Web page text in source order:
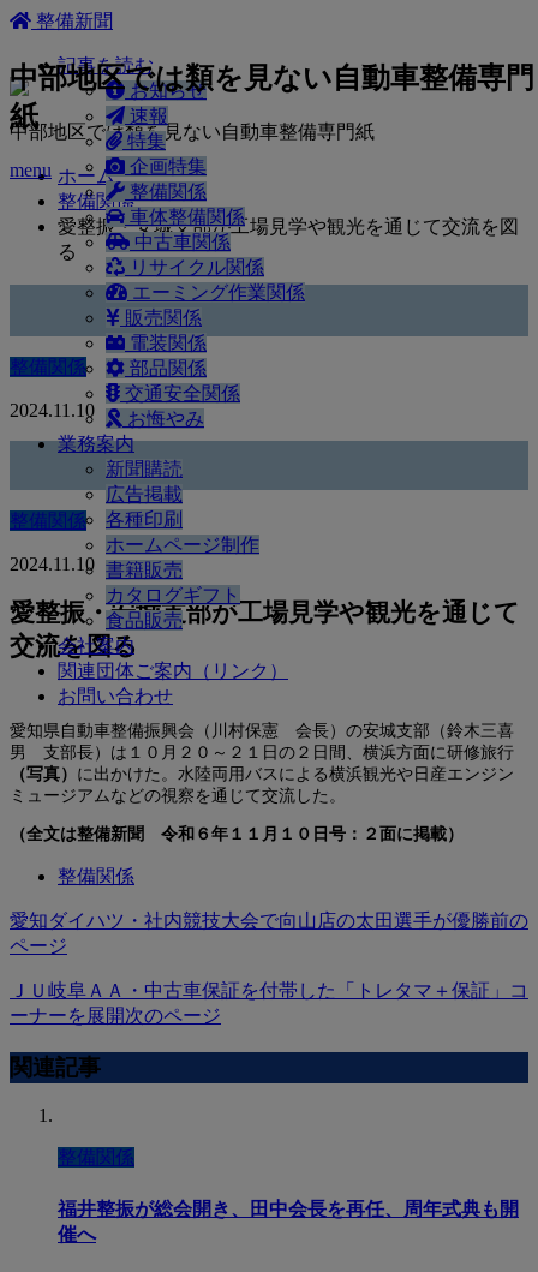
ホーム
記事を読む
お知らせ
速報
特集
企画特集
整備関係
車体整備関係
中古車関係
リサイクル関係
エーミング作業関係
販売関係
電装関係
部品関係
交通安全関係
お悔やみ
業務案内
新聞購読
広告掲載
各種印刷
ホームページ制作
書籍販売
カタログギフト
食品販売
会社案内
関連団体ご案内（リンク）
お問い合わせ
整備新聞
中部地区では類を見ない自動車整備専門
紙
menu
中部地区では類を見ない自動車整備専門紙
ホーム
整備関係
愛整振・安城支部が工場見学や観光を通じて交流を図
る
整備関係
2024.11.10
整備関係
2024.11.10
愛整振・安城支部が工場見学や観光を通じて
交流を図る
愛知県自動車整備振興会（川村保憲 会長）の安城支部（鈴木三喜
男 支部長）は１０月２０～２１日の２日間、横浜方面に研修旅行
（写真） に出かけた。水陸両用バスによる横浜観光や日産エンジン
ミュージアムなどの視察を通じて交流した。
（全文は整備新聞 令和６年１１月１０日号：２面に掲載）
整備関係
愛知ダイハツ・社内競技大会で向山店の太田選手が優勝前の
ページ
ＪＵ岐阜ＡＡ・中古車保証を付帯した「トレタマ＋保証」コ
ーナーを展開次のページ
関連記事
整備関係
福井整振が総会開き、田中会長を再任、周年式典も開
催へ